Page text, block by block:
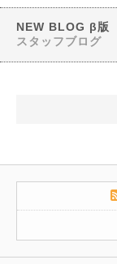
NEW BLOG β版
スタッフブログ